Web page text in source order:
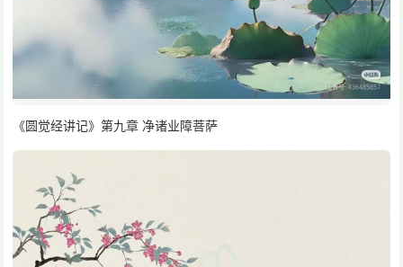
《圆觉经讲记》第九章 净诸业障菩萨